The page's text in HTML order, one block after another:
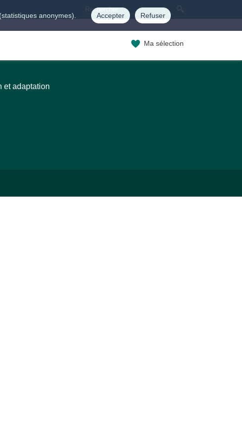
anonymes). Accepter Refuser
Ma sélection
et adaptation